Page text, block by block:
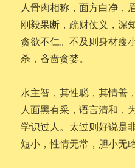
人骨肉相称，面方白净，
刚毅果断，疏财仗义，深
贪欲不仁。不及则身材瘦
杀，吝啬贪婪。
水主智，其性聪，其情善
人面黑有采，语言清和，
学识过人。太过则好说是
短小，性情无常，胆小无